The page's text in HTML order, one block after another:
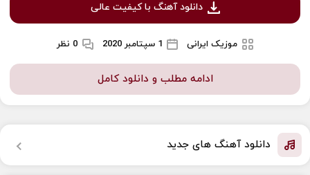
دانلود آهنگ با کیفیت عالی
موزیک ایرانی 1 سپتامبر 2020 0 نظر
ادامه مطلب و دانلود کامل
دانلود آهنگ های جدید